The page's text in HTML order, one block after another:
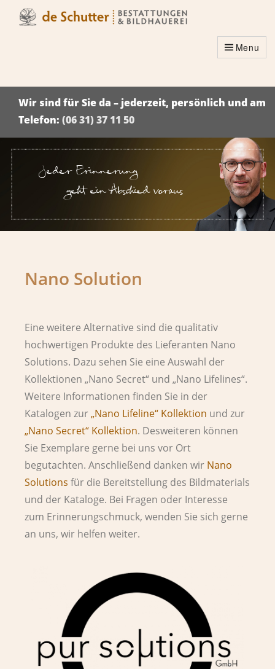
Menu
Wir sind für Sie da – jederzeit, persönlich und am
Telefon: (06 31) 37 11 50
Jeder Erinnerung
geht ein Abschied voraus
Nano Solution
Eine weitere Alternative sind die qualitativ
hochwertigen Produkte des Lieferanten Nano
Solutions. Dazu sehen Sie eine Auswahl der
Kollektionen „Nano Secret“ und „Nano Lifelines“.
Weitere Informationen finden Sie in der
Katalogen zur„Nano Lifeline“ Kollektion und zur
„Nano Secret“ Kollektion. Desweiteren können
Sie Exemplare gerne bei uns vor Ort
begutachten. Anschließend danken wir Nano
Solutions für die Bereitstellung des Bildmaterials
und der Kataloge. Bei Fragen oder Interesse
zum Erinnerungschmuck, wenden Sie sich gerne
an uns, wir helfen weiter.